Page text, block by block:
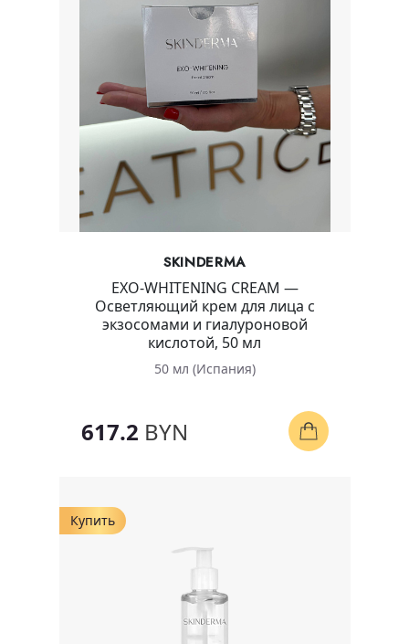
SKINDERMA
EXO-WHITENING CREAM —
Осветляющий крем для лица с
экзосомами и гиалуроновой
кислотой, 50 мл
50 мл (Испания)
617.2 BYN
Купить